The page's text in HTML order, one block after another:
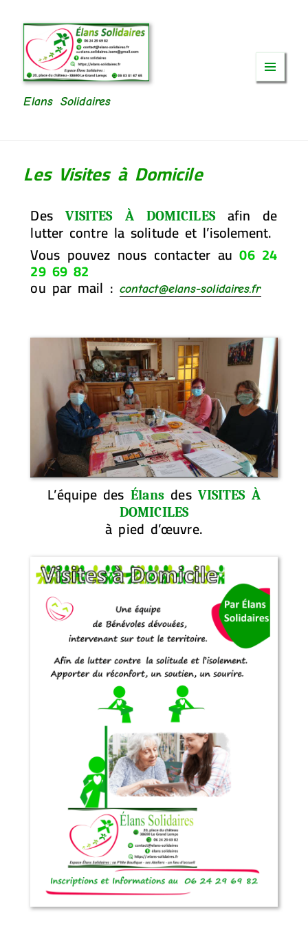
Elans Solidaires
Menu
Les Visites à Domicile
Des VISITES À DOMICILES afin de
lutter contre la solitude et l’isolement.
Vous pouvez nous contacter au 06 24
29 69 82
ou par mail : contact@elans-solidaires.fr
L’équipe des Élans des VISITES À
DOMICILES
à pied d’œuvre.